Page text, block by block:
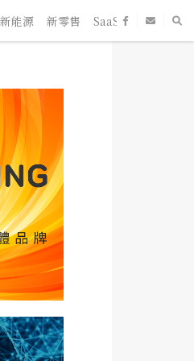
能源 新零售 SaaS 新創企業 人